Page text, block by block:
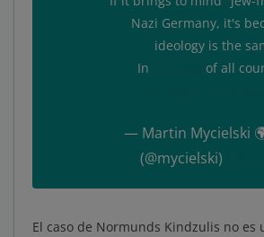
Nazi Germany, it's
ideology is the
In
of all
— Martin
(@mycielski)
El caso de Normunds Kindzulis no es